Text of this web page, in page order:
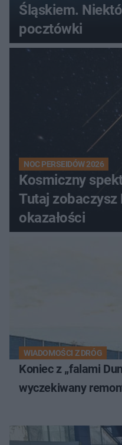
Śląskiem.
pocztówki
NOC PERSEIDÓW 2026
Kosmiczny
Tutaj zobaczysz
okazałości
WIADOMOŚCI Z DRÓG
Koniec z „falami
wyczekiwany